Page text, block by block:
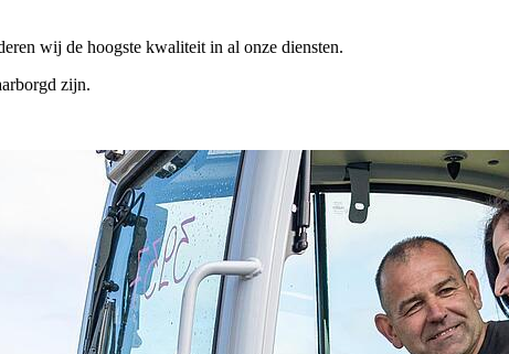
wij de hoogste kwaliteit in al onze diensten.
zijn.